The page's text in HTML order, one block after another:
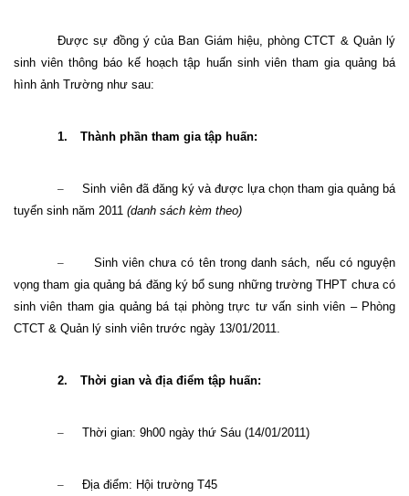
Được sự đồng ý của Ban Giám hiệu, phòng CTCT & Quản lý
sinh viên thông báo kế hoạch tập huấn sinh viên tham gia quảng bá
hình ảnh Trường như sau:
1. Thành phần tham gia tập huấn:
–
Sinh viên đã đăng ký và được lựa chọn tham gia quảng bá
tuyển sinh năm 2011 (danh sách kèm theo)
–
Sinh viên chưa có tên trong danh sách, nếu có nguyện
vọng tham gia quảng bá đăng ký bổ sung những trường THPT chưa có
sinh viên tham gia quảng bá tại phòng trực tư vấn sinh viên – Phòng
CTCT & Quản lý sinh viên trước ngày 13/01/2011.
2. Thời gian và địa điểm tập huấn:
– Thời gian: 9h00 ngày thứ Sáu (14/01/2011)
– Địa điểm: Hội trường T45